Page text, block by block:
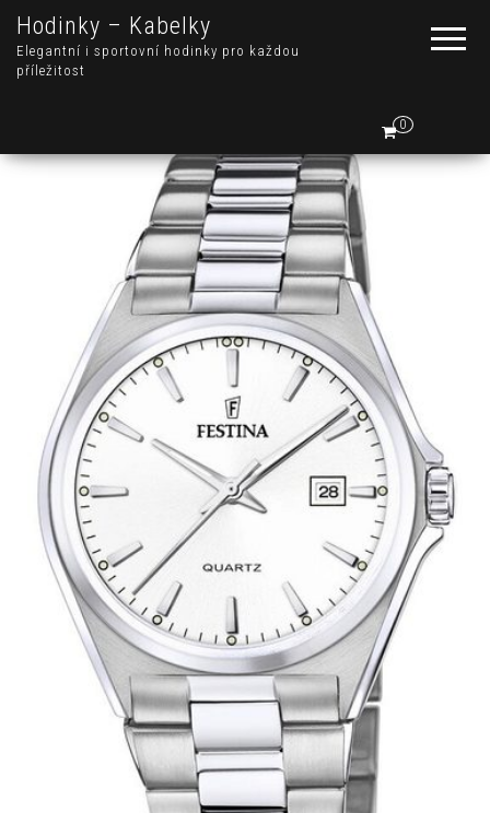
Hodinky – Kabelky
Elegantní i sportovní hodinky pro každou
příležitost
0